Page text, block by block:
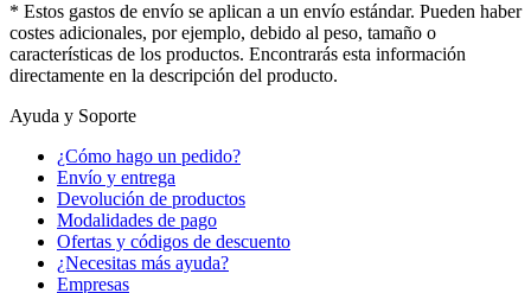
* Estos gastos de envío se aplican a un envío estándar. Pueden haber
costes adicionales, por ejemplo, debido al peso, tamaño o
características de los productos. Encontrarás esta información
directamente en la descripción del producto.
Ayuda y Soporte
¿Cómo hago un pedido?
Envío y entrega
Devolución de productos
Modalidades de pago
Ofertas y códigos de descuento
¿Necesitas más ayuda?
Empresas